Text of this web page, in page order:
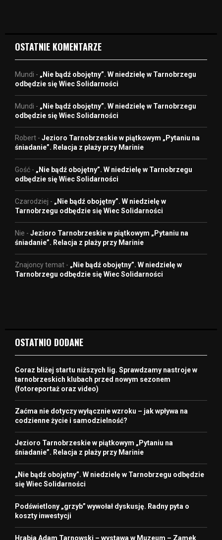
OSTATNIE KOMENTARZE
Mundi - „Nie bądź obojętny”. W niedzielę w Tarnobrzegu
odbędzie się Wiec Solidarności
Mundi - „Nie bądź obojętny”. W niedzielę w Tarnobrzegu
odbędzie się Wiec Solidarności
Robert - Jezioro Tarnobrzeskie w piątkowym „Pytaniu na
śniadanie”. Relacja z plaży przy Marinie
Gość - „Nie bądź obojętny”. W niedzielę w Tarnobrzegu
odbędzie się Wiec Solidarności
Czarodziej - „Nie bądź obojętny”. W niedzielę w
Tarnobrzegu odbędzie się Wiec Solidarności
Nie - Jezioro Tarnobrzeskie w piątkowym „Pytaniu na
śniadanie”. Relacja z plaży przy Marinie
Znajoncy temat - „Nie bądź obojętny”. W niedzielę w
Tarnobrzegu odbędzie się Wiec Solidarności
OSTATNIO DODANE
Coraz bliżej startu niższych lig. Sprawdzamy nastroje w
tarnobrzeskich klubach przed nowym sezonem
(fotoreportaż oraz video)
Zaćma nie dotyczy wyłącznie wzroku – jak wpływa na
codzienne życie i samodzielność?
Jezioro Tarnobrzeskie w piątkowym „Pytaniu na
śniadanie”. Relacja z plaży przy Marinie
„Nie bądź obojętny”. W niedzielę w Tarnobrzegu odbędzie
się Wiec Solidarności
Podświetlony „grzyb” wywołał dyskusję. Radny pyta o
koszty inwestycji
Hrabia Adam Tarnowski – wystawa w Muzeum – Zamek